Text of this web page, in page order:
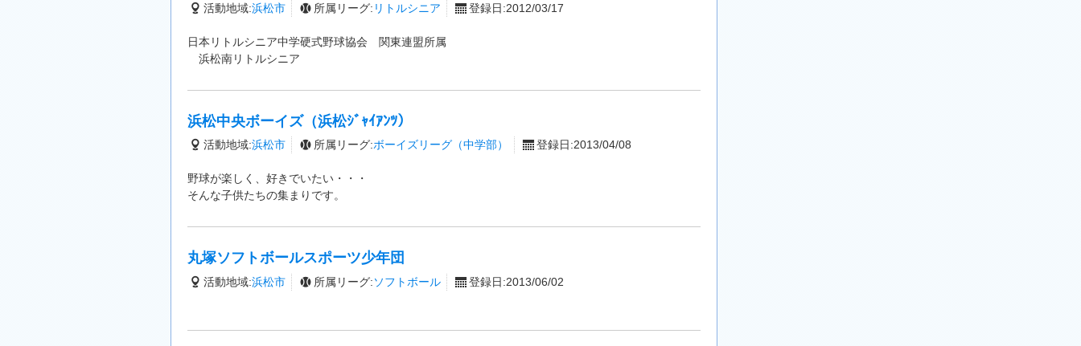
活動地域:浜松市 所属リーグ: リトルシニア 登録日:2012/03/17
日本リトルシニア中学硬式野球協会 関東連盟所属
浜松南リトルシニア
浜松中央ボーイズ（浜松ｼﾞｬｲｱﾝﾂ）
活動地域:浜松市 所属リーグ:ボーイズリーグ（中学部） 登録日:2013/04/08
野球が楽しく、好きでいたい・・・
そんな子供たちの集まりです。
丸塚ソフトボールスポーツ少年団
活動地域:浜松市 所属リーグ:ソフトボール 登録日:2013/06/02